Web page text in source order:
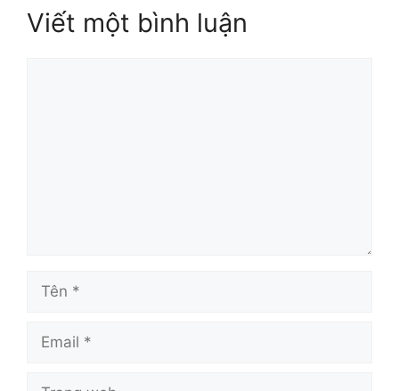
Viết một bình luận
Tên
Email
Trang